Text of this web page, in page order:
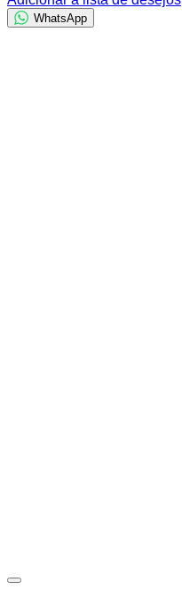
WhatsApp